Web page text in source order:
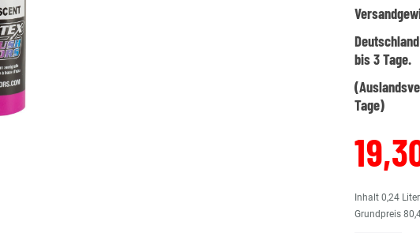
bis 3 Tage.
Tage)
Inhalt0,24 Liter
Grundpreis